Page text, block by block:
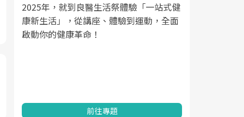
良醫健康網從「換季的身體變化」出發，
透過醫學觀點與日常感受的對話，建立對
亞健康的認知，進而引導實際的改善行
前往專題